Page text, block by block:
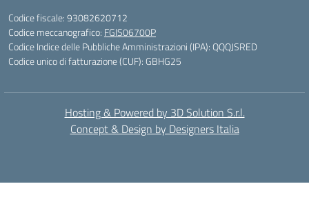
Codice fiscale: 93082620712
Codice meccanografico: FGIS06700P
Codice Indice delle Pubbliche Amministrazioni (IPA): QQQJSRED
Codice unico di fatturazione (CUF): GBHG25
Hosting & Powered by 3D Solution S.r.l.
Concept & Design by Designers Italia